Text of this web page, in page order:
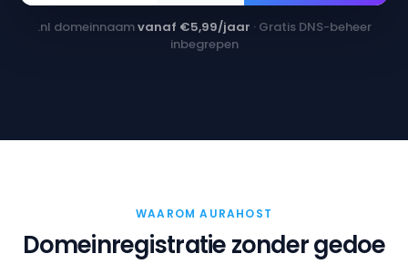
.nl domeinnaamvanaf €5,99/jaar · Gratis DNS-beheer
inbegrepen
WAAROM AURAHOST
Domeinregistratie zonder gedoe